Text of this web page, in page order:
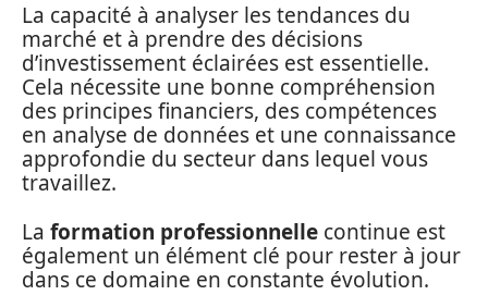
La capacité à analyser les tendances du
marché et à prendre des décisions
d’investissement éclairées est essentielle.
Cela nécessite une bonne compréhension
des principes financiers, des compétences
en analyse de données et une connaissance
approfondie du secteur dans lequel vous
travaillez.
La formation professionnelle continue est
également un élément clé pour rester à jour
dans ce domaine en constante évolution.